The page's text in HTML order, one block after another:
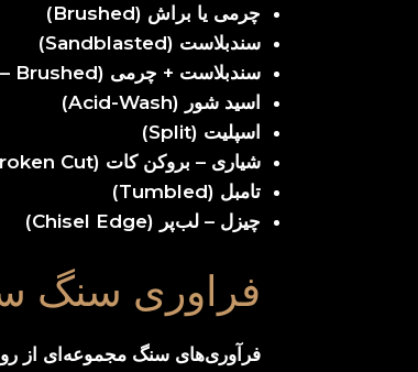
چرمی یا براش (Brushed)
سندبلاست (Sandblasted)
سندبلاست + چرمی (Sandblasted – Brushed)
اسید شور (Acid-Wash)
اسپلیت (Split)
شیاری – بروکن کات (Groove – Broken Cut)
تامبل (Tumbled)
چیزل – لب‌پر (Chisel Edge)
فراوری سنگ
فرآوری‌های سنگ مجموعه‌ای از